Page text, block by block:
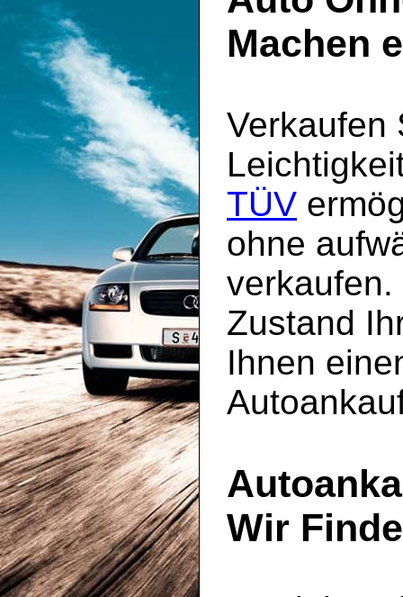
Machen
Verkaufen
TÜV
ohne
Zustand
Ihnen
Wir